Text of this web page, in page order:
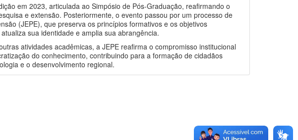
em 2023, articulada ao Simpósio de Pós-Graduação, reafirmando o
e extensão. Posteriormente, o evento passou por um processo de
(JEPE), que preserva os princípios formativos e os objetivos
sua identidade e amplia sua abrangência.
atividades acadêmicas, a JEPE reafirma o compromisso institucional
do conhecimento, contribuindo para a formação de cidadãos
e o desenvolvimento regional.